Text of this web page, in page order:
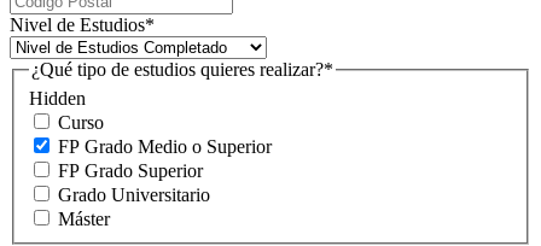
Nivel de Estudios*
Hidden
¿Qué tipo de estudios quieres realizar?*
Curso
FP Grado Medio o Superior
FP Grado Superior
Grado Universitario
Máster